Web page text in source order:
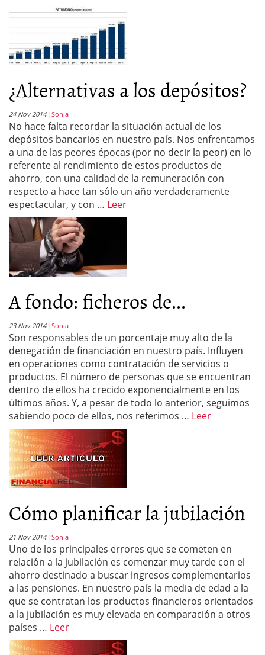
¿Alternativas a los depósitos?
24 Nov 2014 Sonia
No hace falta recordar la situación actual de los
depósitos bancarios en nuestro país. Nos enfrentamos
a una de las peores épocas (por no decir la peor) en lo
referente al rendimiento de estos productos de
ahorro, con una calidad de la remuneración con
respecto a hace tan sólo un año verdaderamente
espectacular, y con … Leer
A fondo: ficheros de...
23 Nov 2014 Sonia
Son responsables de un porcentaje muy alto de la
denegación de financiación en nuestro país. Influyen
en operaciones como contratación de servicios o
productos. El número de personas que se encuentran
dentro de ellos ha crecido exponencialmente en los
últimos años. Y, a pesar de todo lo anterior, seguimos
sabiendo poco de ellos, nos referimos … Leer
Cómo planificar la jubilación
21 Nov 2014 Sonia
Uno de los principales errores que se cometen en
relación a la jubilación es comenzar muy tarde con el
ahorro destinado a buscar ingresos complementarios
a las pensiones. En nuestro país la media de edad a la
que se contratan los productos financieros orientados
a la jubilación es muy elevada en comparación a otros
países … Leer